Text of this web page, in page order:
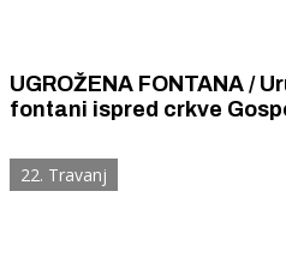
UGROŽENA FONTANA /
fontani ispred crkve
22. Travanj